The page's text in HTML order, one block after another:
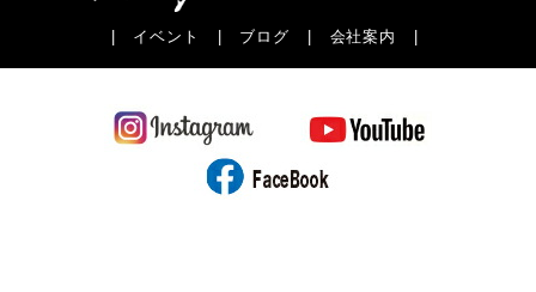
イベント ブログ 会社案内